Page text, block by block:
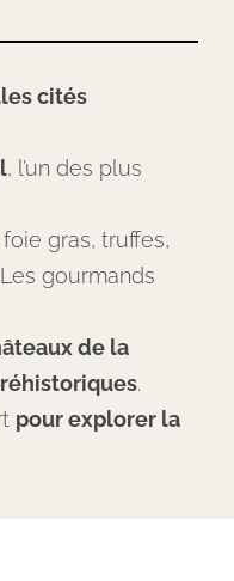
cités
, l’un des plus
foie gras, truffes,
gourmands
de la
.
pour explorer la